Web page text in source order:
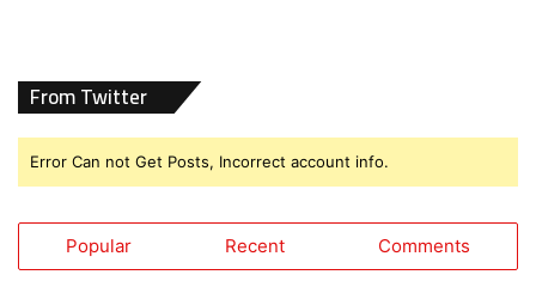
From Twitter
Error Can not Get Posts, Incorrect account info.
Popular Recent Comments